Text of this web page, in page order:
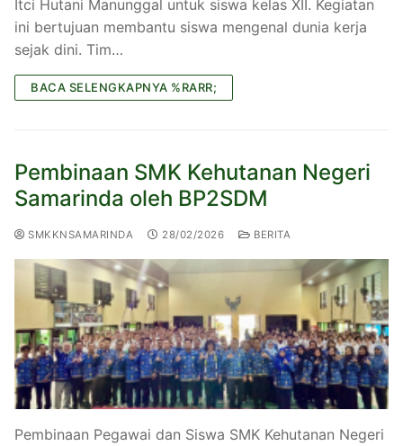
Itci Hutani Manunggal untuk siswa kelas XII. Kegiatan
ini bertujuan membantu siswa mengenal dunia kerja
sejak dini. Tim…
BACA SELENGKAPNYA %RARR;
Pembinaan SMK Kehutanan Negeri
Samarinda oleh BP2SDM
SMKKNSAMARINDA 28/02/2026 BERITA
Pembinaan Pegawai dan Siswa SMK Kehutanan Negeri